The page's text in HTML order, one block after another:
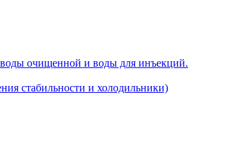
очищенной и воды для инъекций.
стабильности и холодильники)